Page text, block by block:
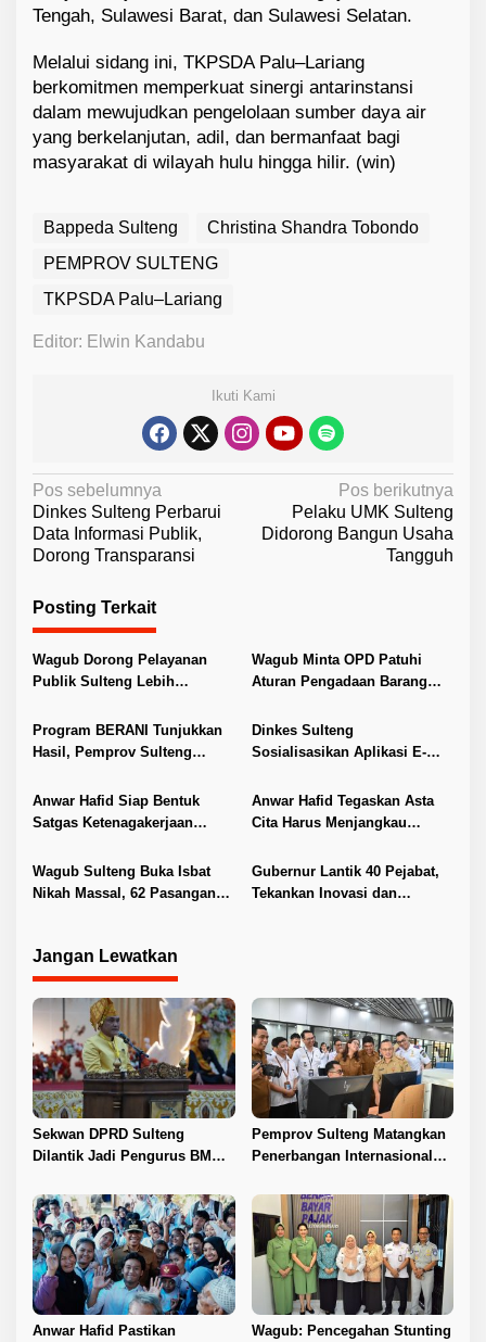
Tengah, Sulawesi Barat, dan Sulawesi Selatan.
Melalui sidang ini, TKPSDA Palu–Lariang
berkomitmen memperkuat sinergi antarinstansi
dalam mewujudkan pengelolaan sumber daya air
yang berkelanjutan, adil, dan bermanfaat bagi
masyarakat di wilayah hulu hingga hilir. (win)
Bappeda Sulteng
Christina Shandra Tobondo
PEMPROV SULTENG
TKPSDA Palu–Lariang
Editor: Elwin Kandabu
Ikuti Kami
N
a
v
g
a
s
p
s
Pos sebelumnya
Dinkes Sulteng Perbarui
Data Informasi Publik,
Dorong Transparansi
Pos berikutnya
Pelaku UMK Sulteng
Didorong Bangun Usaha
Tangguh
Posting Terkait
Wagub Dorong Pelayanan
Publik Sulteng Lebih
Wagub Minta OPD Patuhi
Aturan Pengadaan Barang
Program BERANI Tunjukkan
Hasil, Pemprov Sulteng
Kesehatan, dan Infrastruktur
Dinkes Sulteng
Sosialisasikan Aplikasi E-
Anwar Hafid Siap Bentuk
Satgas Ketenagakerjaan
Anwar Hafid Tegaskan Asta
Cita Harus Menjangkau
Wagub Sulteng Buka Isbat
Nikah Massal, 62 Pasangan
Gubernur Lantik 40 Pejabat,
Tekankan Inovasi dan
Jangan Lewatkan
Sekwan DPRD Sulteng
Dilantik Jadi Pengurus BMA
Pemprov Sulteng Matangkan
Penerbangan Internasional
Anwar Hafid Pastikan
Wagub: Pencegahan Stunting